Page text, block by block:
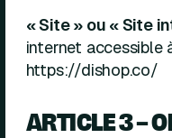
« Site » ou « Site
internet accessible
https://dishop.co/
ARTICLE 3 –